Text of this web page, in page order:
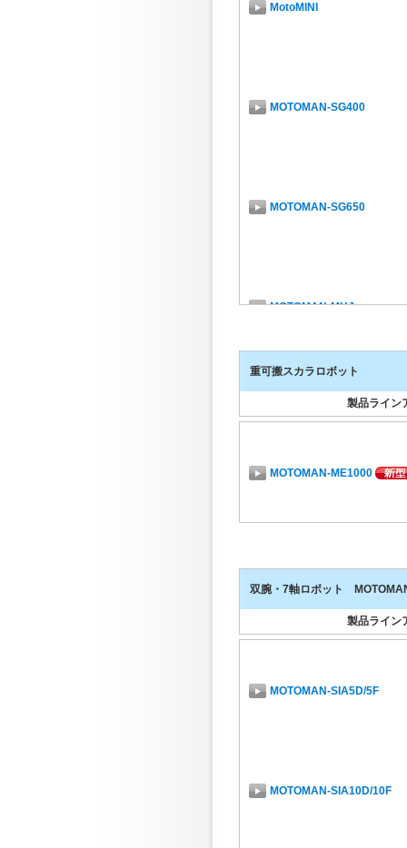
MOTOMAN-HC20SDTP
MotoMINI
MOTOMAN-SG400
MOTOMAN-SG650
MOTOMAN-MHJ
MOTOMAN-GP4
MOTOMAN-GP8
重可搬スカラロボット
製品ライン
MOTOMAN-ME1000
双腕・7軸ロボット
製品ライン
MOTOMAN-SIA5D/5F
MOTOMAN-SIA10D/10F